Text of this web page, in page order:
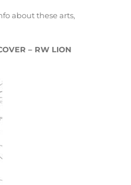
about these arts,
– RW LION